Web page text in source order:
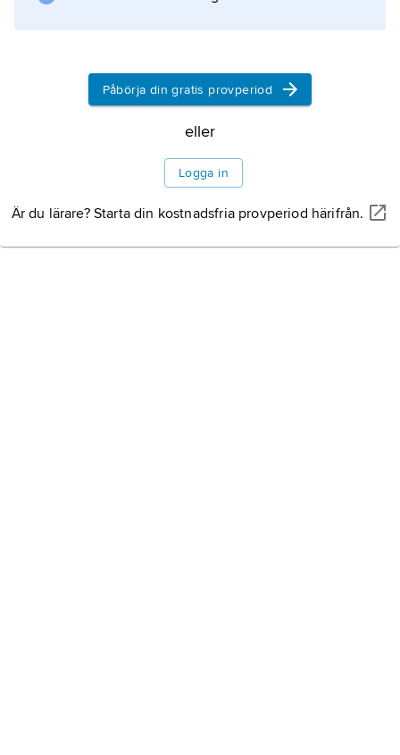
Påbörja din gratis provperiod
eller
Logga in
Är du lärare? Starta din kostnadsfria provperiod härifrån.